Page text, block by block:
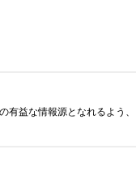
益な情報源となれるよう、